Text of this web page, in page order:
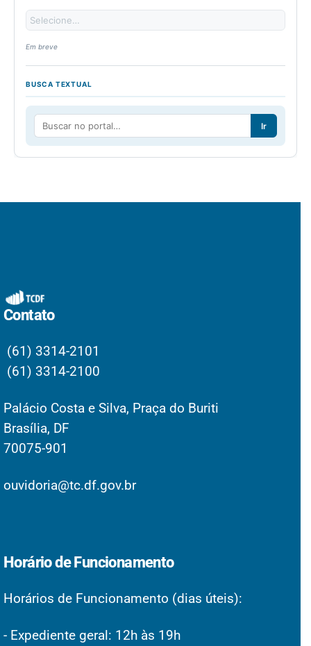
Em breve
BUSCA TEXTUAL
Ir
Contato
(61) 3314-2101
(61) 3314-2100
Palácio Costa e Silva, Praça do Buriti
Brasília, DF
70075-901
ouvidoria@tc.df.gov.br
Horário de Funcionamento
Horários de Funcionamento (dias úteis):
- Expediente geral: 12h às 19h